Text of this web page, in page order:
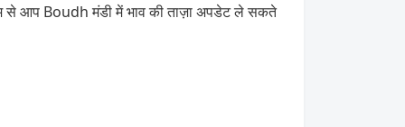
से आप Boudh मंडी में भाव की ताज़ा अपडेट ले सकते